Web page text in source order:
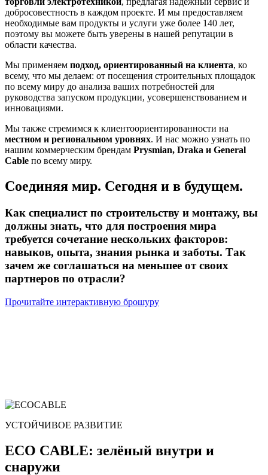
добросовестность в каждом проекте. И мы предоставляем
необходимые вам продукты и услуги уже более 140 лет,
поэтому вы можете быть уверены в нашей репутации в
области качества.
Мы применяем подход, ориентированный на клиента, ко
всему, что мы делаем: от посещения строительных площадок
по всему миру до анализа ваших потребностей для
руководства запуском продукции, усовершенствованием и
инновациями.
Мы также стремимся к клиентоориентированности на
местном и региональном уровнях. И нас можно узнать по
нашим коммерческим брендам Prysmian, Draka и General
Cable по всему миру.
Соединяя мир. Сегодня и в будущем.
Как специалист по строительству и монтажу, вы
должны знать, что для построения мира
требуется сочетание нескольких факторов:
навыков, опыта, знания рынка и заботы. Так
зачем же соглашаться на меньшее от своих
партнеров по отрасли?
Прочитайте интерактивную брошуру
УСТОЙЧИВОЕ РАЗВИТИЕ
ECO CABLE: зелёный внутри и
снаружи